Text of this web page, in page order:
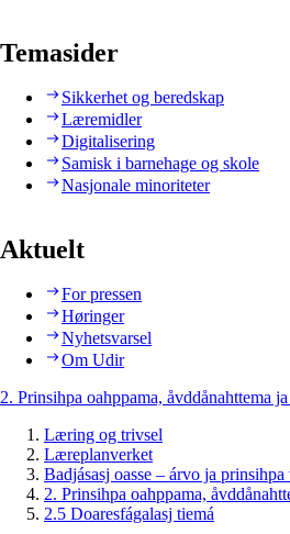
Temasider
Sikkerhet og beredskap
Læremidler
Digitalisering
Samisk i barnehage og skole
Nasjonale minoriteter
Aktuelt
For pressen
Høringer
Nyhetsvarsel
Om Udir
2. Prinsihpa oahppama, åvddånahttema
Læring og trivsel
Læreplanverket
Badjásasj oasse – árvo ja prinsihpa
2. Prinsihpa oahppama,
2.5 Doaresfágalasj tiemá